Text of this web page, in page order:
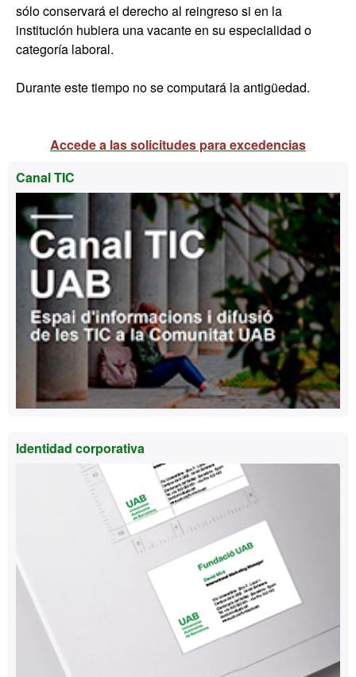
sólo conservará el derecho al reingreso si en la
institución hubiera una vacante en su especialidad o
categoría laboral.
Durante este tiempo no se computará la antigüedad.
Accede a las solicitudes para excedencias
Información
complementaria
Canal TIC
Identidad corporativa